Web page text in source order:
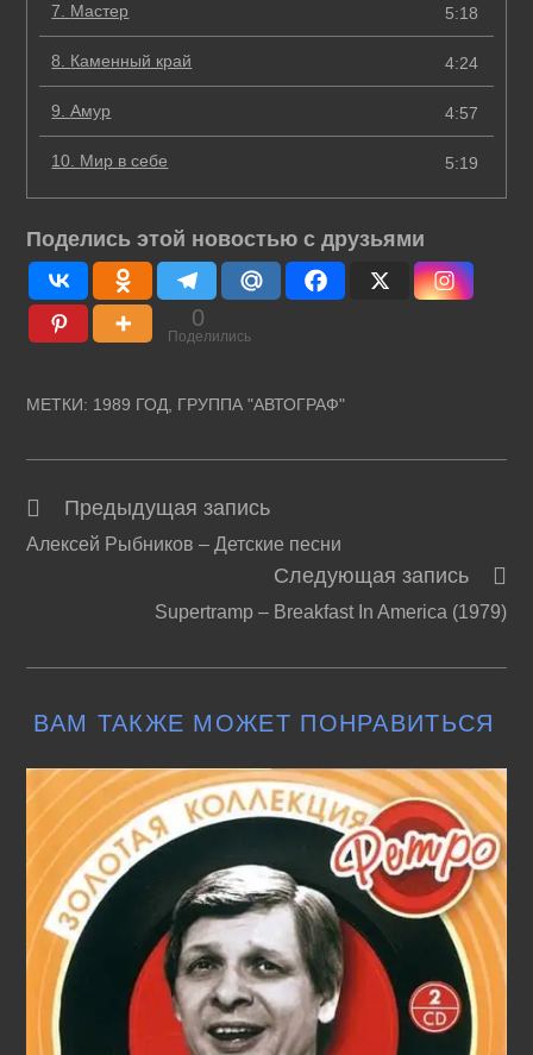
7. Мастер 5:18
8. Каменный край 4:24
9.Амур 4:57
10. Мир в себе 5:19
Поделись этой новостью с друзьями
0
Поделились
МЕТКИ: 1989 ГОД, ГРУППА "АВТОГРАФ"
Читать
далее
Предыдущая запись
Алексей Рыбников – Детские песни
Следующая запись
Supertramp – Breakfast In America (1979)
ВАМ ТАКЖЕ МОЖЕТ ПОНРАВИТЬСЯ